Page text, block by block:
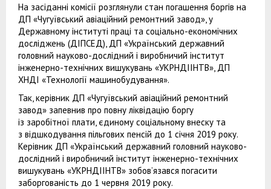
На засіданні комісії розглянули стан погашення боргів на
ДП «Чугуївський авіаційний ремонтний завод», у
Державному інституті праці та соціально-економічних
досліджень (ДІПСЕД), ДП «Український державний
головний науково-дослідний і виробничий інститут
інженерно-технічних вишукувань «УКРНДІІНТВ», ДП
ХНДІ «Технології машинобудування».
Так, керівник ДП «Чугуївський авіаційний ремонтний
завод» запевнив про повну ліквідацію боргу
із заробітної плати, єдиному соціальному внеску та
з відшкодування пільгових пенсій до 1 січня 2019 року.
Керівник ДП «Український державний головний науково-
дослідний і виробничий інститут інженерно-технічних
вишукувань «УКРНДІІНТВ» зобов’язався погасити
заборгованість до 1 червня 2019 року.